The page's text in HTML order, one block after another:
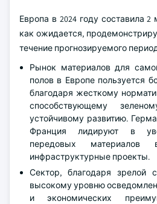
Европа в 2024 году составила
как ожидается,
течение прогнозируемого
Рынок материалов для
полов в Европе пользуется
благодаря жесткому
способствующему
устойчивому развитию.
Франция лидируют в
передовых
инфраструктурные проекты.
Сектор, благодаря зрелой
высокому уровню
и экономических